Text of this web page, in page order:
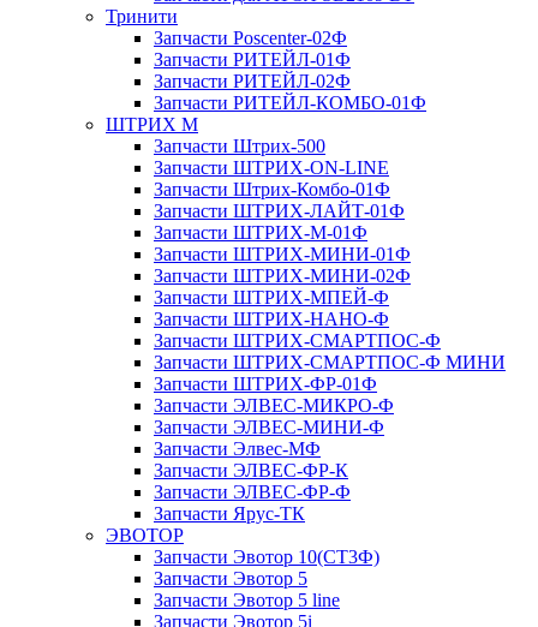
Тринити
Запчасти Poscenter-02Ф
Запчасти РИТЕЙЛ-01Ф
Запчасти РИТЕЙЛ-02Ф
Запчасти РИТЕЙЛ-КОМБО-01Ф
ШТРИХ М
Запчасти Штрих-500
Запчасти ШТРИХ-ON-LINE
Запчасти Штрих-Комбо-01Ф
Запчасти ШТРИХ-ЛАЙТ-01Ф
Запчасти ШТРИХ-М-01Ф
Запчасти ШТРИХ-МИНИ-01Ф
Запчасти ШТРИХ-МИНИ-02Ф
Запчасти ШТРИХ-МПЕЙ-Ф
Запчасти ШТРИХ-НАНО-Ф
Запчасти ШТРИХ-СМАРТПОС-Ф
Запчасти ШТРИХ-СМАРТПОС-Ф МИНИ
Запчасти ШТРИХ-ФР-01Ф
Запчасти ЭЛВЕС-МИКРО-Ф
Запчасти ЭЛВЕС-МИНИ-Ф
Запчасти Элвес-МФ
Запчасти ЭЛВЕС-ФР-К
Запчасти ЭЛВЕС-ФР-Ф
Запчасти Ярус-ТК
ЭВОТОР
Запчасти Эвотор 10(СТ3Ф)
Запчасти Эвотор 5
Запчасти Эвотор 5 line
Запчасти Эвотор 5i